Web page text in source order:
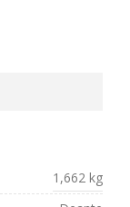
1,662 kg